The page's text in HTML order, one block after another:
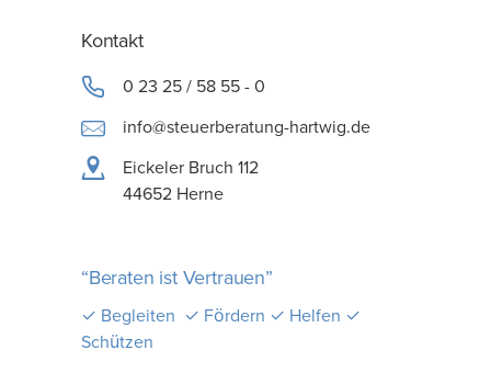
Kontakt
0 23 25 / 58 55 - 0
info@steuerberatung-hartwig.de
Eickeler Bruch 112
44652 Herne
“Beraten ist Vertrauen”
✓ Begleiten ✓ Fördern ✓ Helfen ✓
Schützen